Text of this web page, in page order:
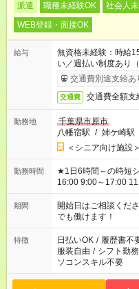
派遣 職種未経験OK 社会人
WEB登録・面接OK
給与
無資格未経験：時
い／週払い制度あり
完了次第のお支払い
交通費別途支給あ
交通費 交通費全額
勤務地
千葉県市原市
八幡宿駅 / 姉ケ崎駅
＜シニア向け施設＞
勤務時間
★1日6時間～の時短シフトOK ★スタート時間
16:00 9:00～17:00 11:00
場合、他のお仕事と
ん ※法令に基づき、
となります ※労働者
短時間・短期間の就
期間
開始日はご相談く
でも働けます！
特徴 日払いOK / 履歴書不
服装自由 / シフト勤務
ソコンスキル不要